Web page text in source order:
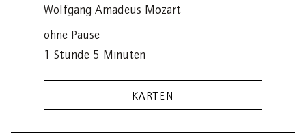
Wolfgang Amadeus Mozart
ohne Pause
1 Stunde 5 Minuten
KARTEN